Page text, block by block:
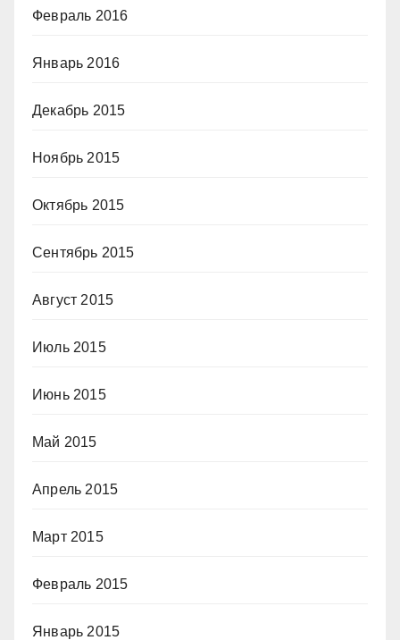
Февраль 2016
Январь 2016
Декабрь 2015
Ноябрь 2015
Октябрь 2015
Сентябрь 2015
Август 2015
Июль 2015
Июнь 2015
Май 2015
Апрель 2015
Март 2015
Февраль 2015
Январь 2015